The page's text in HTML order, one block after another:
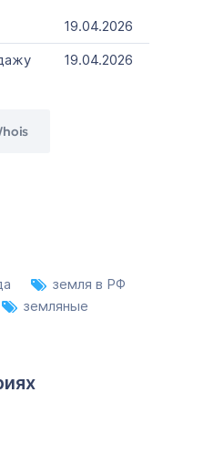
19.04.2026
19.04.2026
земля в РФ
земляные